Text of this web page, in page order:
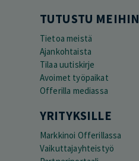
TUTUSTU MEIHIN
Tietoa meistä
Ajankohtaista
Tilaa uutiskirje
Avoimet työpaikat
Offerilla mediassa
YRITYKSILLE
Markkinoi Offerillassa
Vaikuttajayhteistyö